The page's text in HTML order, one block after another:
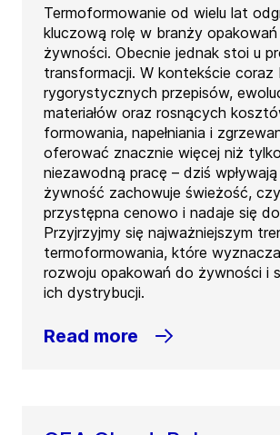
Termoformowanie od wielu lat
kluczową rolę w branży
żywności. Obecnie jednak stoi u
transformacji. W kontekście coraz
rygorystycznych przepisów,
materiałów oraz rosnących
formowania, napełniania i
oferować znacznie więcej niż tylko
niezawodną pracę – dziś
żywność zachowuje świeżość,
przystępna cenowo i nadaje się
Przyjrzyjmy się najważniejszym
termoformowania, które
rozwoju opakowań do żywności i
ich dystrybucji.
Read more